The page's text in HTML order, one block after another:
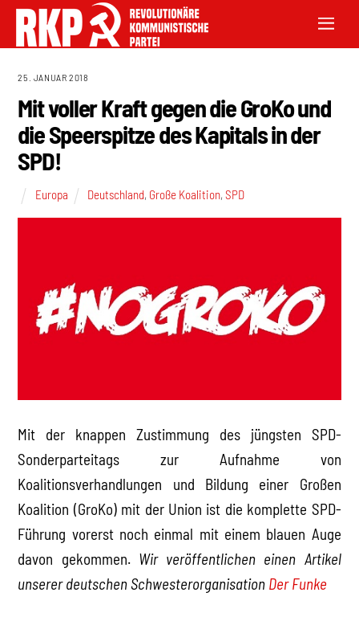
25. JANUAR 2018
Mit voller Kraft gegen die GroKo und
die Speerspitze des Kapitals in der
SPD!
Europa Deutschland, Große Koalition,SPD
Mit der knappen Zustimmung des jüngsten SPD-
Sonderparteitags zur Aufnahme von
Koalitionsverhandlungen und Bildung einer Großen
Koalition (GroKo) mit der Union ist die komplette SPD-
Führung vorerst noch einmal mit einem blauen Auge
davon gekommen. Wir veröffentlichen einen Artikel
unserer deutschen Schwesterorganisation Der Funke